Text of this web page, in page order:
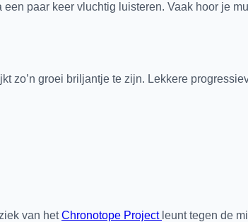
paar keer vluchtig luisteren. Vaak hoor je
zo’n groei briljantje te zijn. Lekkere
van hetChronotope Project leunt tegen de